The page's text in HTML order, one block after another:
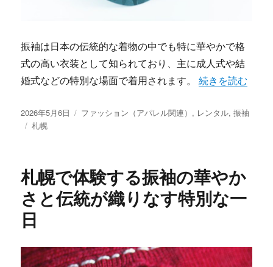
振袖は日本の伝統的な着物の中でも特に華やかで格
式の高い衣装として知られており、主に成人式や結
婚式などの特別な場面で着用されます。“札幌で叶える
続きを読む
投
稿
2026年5月6日
カ
ファッション（アパレル関連） , レンタル,振袖
タ
札幌
札幌で体験する振袖の華やか
さと伝統が織りなす特別な一
日